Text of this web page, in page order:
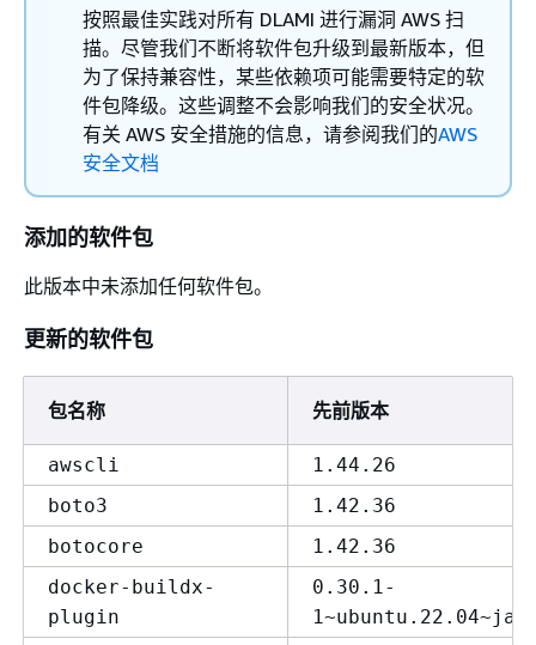
按照最佳实践对所有 DLAMI 进行漏洞 AWS 扫
描。尽管我们不断将软件包升级到最新版本，但
为了保持兼容性，某些依赖项可能需要特定的软
件包降级。这些调整不会影响我们的安全状况。
有关 AWS 安全措施的信息，请参阅我们的AWS
安全文档
添加的软件包
此版本中未添加任何软件包。
更新的软件包
包名称 先前版本
awscli
1.44.26
boto3
1.42.36
botocore
1.42.36
docker-buildx-
plugin
0.30.1-